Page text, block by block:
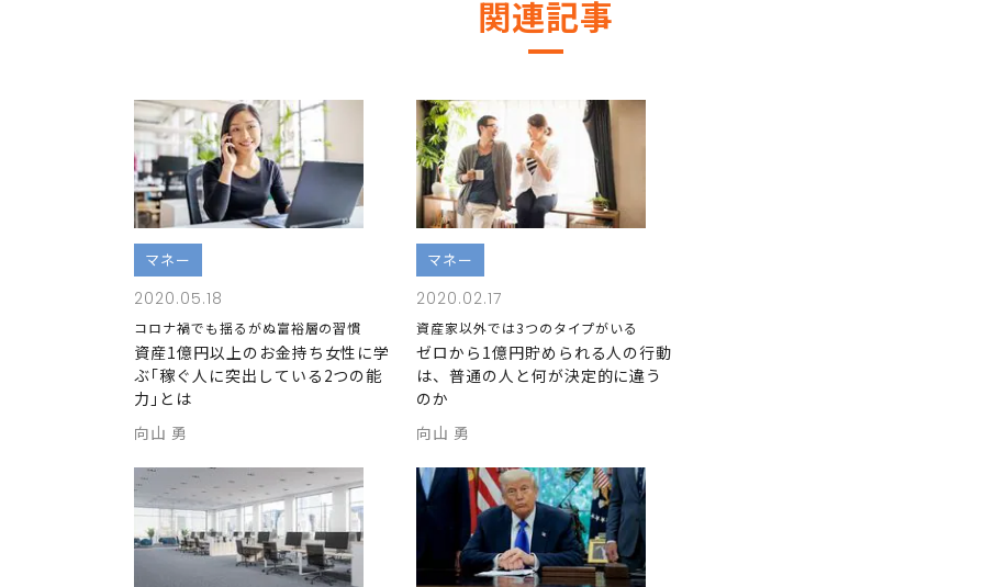
関連記事
マネー
2020.05.18
コロナ禍でも揺るがぬ富裕層の習慣
資産1億円以上のお金持ち女性に学
ぶ｢稼ぐ人に突出している2つの能
力｣とは
向山 勇
マネー
2020.02.17
資産家以外では3つのタイプがいる
ゼロから1億円貯められる人の行動
は、普通の人と何が決定的に違う
のか
向山 勇